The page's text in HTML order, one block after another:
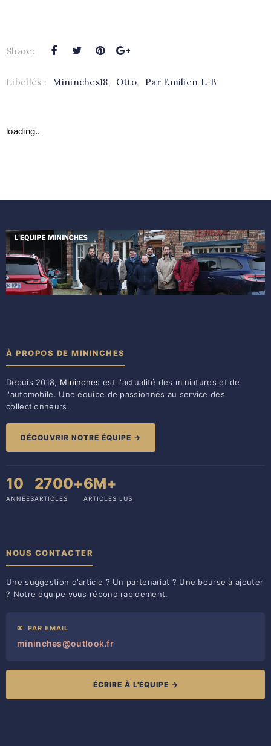
Share:
Libellés : Mininches18, Otto, Par Emilien L-B
loading..
À PROPOS DE MININCHES
Depuis 2018, Mininches est l'actualité des miniatures et de
l'automobile. Une équipe de passionnés au service des
collectionneurs.
DÉCOUVRIR NOTRE ÉQUIPE →
10
ANNÉES
2700+
ARTICLES
6M+
ARTICLES LUS
NOUS CONTACTER
Une suggestion d'article ? Un partenariat ? Une bourse à ajouter
? Notre équipe vous répond rapidement.
✉ PAR EMAIL
mininches@outlook.fr
ÉCRIRE À L'ÉQUIPE →